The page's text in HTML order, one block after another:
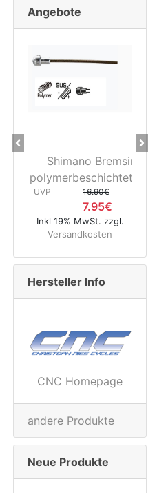
Angebote
Shimano Bremsinnenzug
polymerbeschichtet
16.90€
7.95€
Inkl 19% MwSt. zzgl.
Versandkosten
28"
3D37
Inkl
Previous
Hersteller Info
CNC Homepage
andere Produkte
Neue Produkte